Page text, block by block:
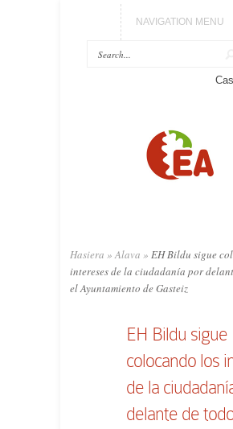
NAVIGATION MENU
Hasiera » Alava » EH Bildu sigue
intereses de la ciudadanía por
el Ayuntamiento de Gasteiz
EH Bildu sigue
colocando los
de la
delante de